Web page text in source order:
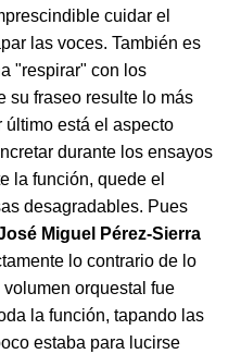
cuidar el
las voces. También es
"respirar" con los
su fraseo resulte lo más
está el aspecto
durante los ensayos
la función, quede el
desagradables. Pues
Miguel Pérez-Sierra
lo contrario de lo
orquestal fue
la función, tapando las
estaba para lucirse